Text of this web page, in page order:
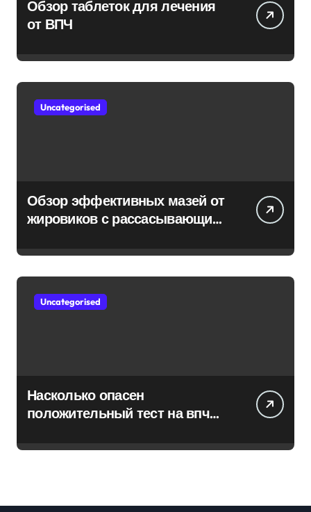
Обзор таблеток для лечения
от ВПЧ
Uncategorised
Обзор эффективных мазей от
жировиков с рассасывающим
Uncategorised
Насколько опасен
положительный тест на впч